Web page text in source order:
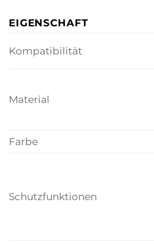
EIGENSCHAFT
Kompatibilität
Material
Farbe
Schutzfunktionen